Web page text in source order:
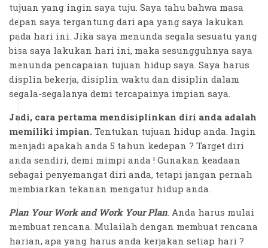
tujuan yang ingin saya tuju. Saya tahu bahwa masa
depan saya tergantung dari apa yang saya lakukan
pada hari ini. Jika saya menunda segala sesuatu yang
bisa saya lakukan hari ini, maka sesungguhnya saya
menunda pencapaian tujuan hidup saya. Saya harus
displin bekerja, disiplin waktu dan disiplin dalam
segala-segalanya demi tercapainya impian saya.
Jadi, cara pertama mendisiplinkan diri anda adalah
memiliki impian. Tentukan tujuan hidup anda. Ingin
menjadi apakah anda 5 tahun kedepan ? Target diri
anda sendiri, demi mimpi anda ! Gunakan keadaan
sebagai penyemangat diri anda, tetapi jangan pernah
membiarkan tekanan mengatur hidup anda.
Plan Your Work and Work Your Plan . Anda harus mulai
membuat rencana. Mulailah dengan membuat rencana
harian, apa yang harus anda kerjakan setiap hari ?